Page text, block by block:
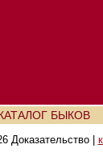
БЫКОВ
Доказательство |